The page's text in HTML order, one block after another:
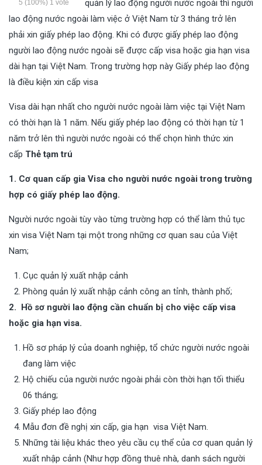
5 (100%) 1 vote
quản lý lao động người nước ngoài thì người
lao động nước ngoài làm việc ở Việt Nam từ 3 tháng trở lên
phải xin giấy phép lao động. Khi có được giấy phép lao động
người lao động nước ngoài sẽ được cấp visa hoặc gia hạn visa
dài hạn tại Việt Nam. Trong trường hợp này Giấy phép lao động
là điều kiện xin cấp visa
Visa dài hạn nhất cho người nước ngoài làm việc tại Việt Nam
có thời hạn là 1 năm. Nếu giấy phép lao động có thời hạn từ 1
năm trở lên thì người nước ngoài có thể chọn hình thức xin
cấp Thẻ tạm trú
1. Cơ quan cấp gia Visa cho người nước ngoài trong trường
hợp có giấy phép lao động.
Người nước ngoài tùy vào từng trường hợp có thể làm thủ tục
xin visa Việt Nam tại một trong những cơ quan sau của Việt
Nam;
Cục quản lý xuất nhập cảnh
Phòng quản lý xuất nhập cảnh công an tỉnh, thành phố;
2. Hồ sơ người lao động cần chuẩn bị cho việc cấp visa
hoặc gia hạn visa.
Hồ sơ pháp lý của doanh nghiệp, tổ chức người nước ngoài
đang làm việc
Hộ chiếu của người nước ngoài phải còn thời hạn tối thiểu
06 tháng;
Giấy phép lao động
Mẫu đơn đề nghị xin cấp, gia hạn visa Việt Nam.
Những tài liệu khác theo yêu cầu cụ thể của cơ quan quản lý
xuất nhập cảnh (Như hợp đồng thuê nhà, danh sách người